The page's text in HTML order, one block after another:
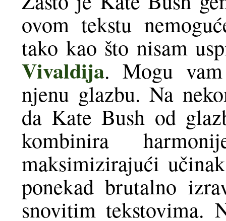
ovom tekstu
tako kao što nisam
Vivaldija. Mogu
njenu glazbu. Na
da Kate Bush od
kombinira
maksimizirajući
ponekad brutalno
snovitim tekstovima.